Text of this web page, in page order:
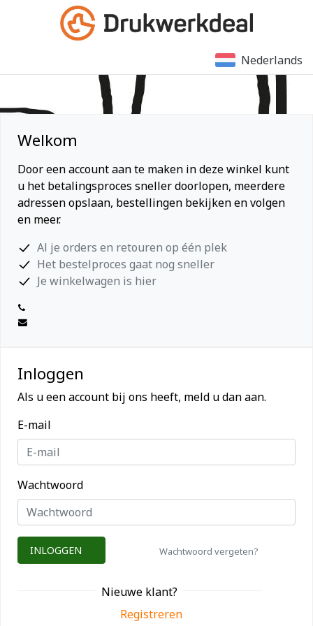
Nederlands
Welkom
Door een account aan te maken in deze winkel kunt
u het betalingsproces sneller doorlopen, meerdere
adressen opslaan, bestellingen bekijken en volgen
en meer.
Al je orders en retouren op één plek
Het bestelproces gaat nog sneller
Je winkelwagen is hier
Inloggen
Als u een account bij ons heeft, meld u dan aan.
E-mail
Wachtwoord
INLOGGEN Wachtwoord vergeten?
Nieuwe klant?
Registreren